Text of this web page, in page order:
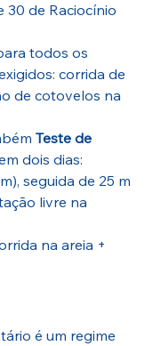
30 de Raciocínio
todos os
corrida de
de cotovelos na
Teste de
dois dias:
seguida de 25 m
livre na
na areia +
é um regime